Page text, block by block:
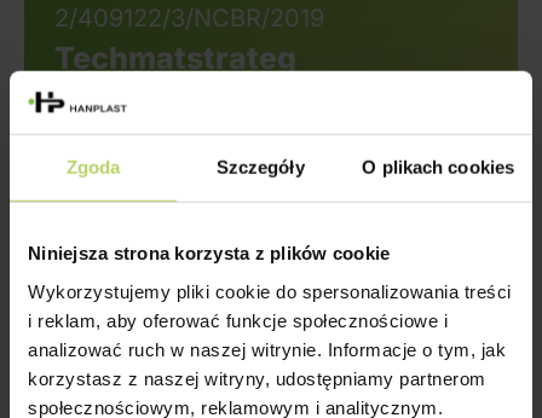
Zgoda Szczegóły O plikach cookies
Niniejsza strona korzysta z plików cookie
Wykorzystujemy pliki cookie do spersonalizowania treści
i reklam, aby oferować funkcje społecznościowe i
analizować ruch w naszej witrynie. Informacje o tym, jak
korzystasz z naszej witryny, udostępniamy partnerom
społecznościowym, reklamowym i analitycznym.
2/409122/3/NCBR/2019
Techmatstrateg
Spółka Hanplast z początkiem
realizację prac w projekcie pt.